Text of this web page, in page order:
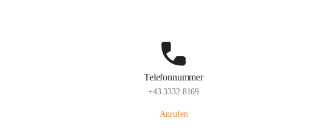
Telefonnummer
+43 3332 8169
Anrufen